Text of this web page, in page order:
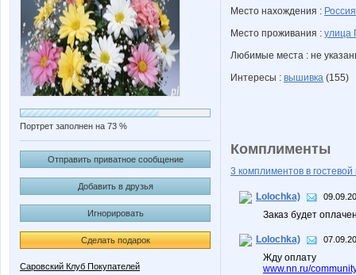
Портрет заполнен на 73 %
Отправить приватное сообщение
Добавить в друзья
Игнорировать
Сделать подарок
Саровский Клуб Покупателей
Место нахождения : Россия
Место проживания : улица
Любимые места : не
Интересы : вышивка (155)
Комплименты
3 комплиментов в гостевой
Lolochka)
Заказ будет
Lolochka)
Жду оплату
www.nn.ru/